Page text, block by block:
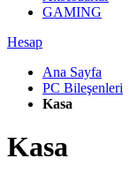
GAMING
Hesap
Ana Sayfa
PC Bileşenleri
Kasa
Kasa